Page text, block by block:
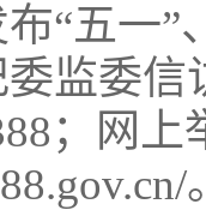
“五一
监委信
；网上